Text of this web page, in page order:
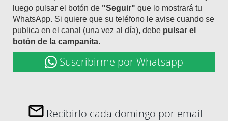
luego pulsar el botón de "Seguir" que lo mostrará tu
WhatsApp. Si quiere que su teléfono le avise cuando se
publica en el canal (una vez al día), debe pulsar el
botón de la campanita.
Suscribirme por Whatsapp
Recibirlo cada domingo por email